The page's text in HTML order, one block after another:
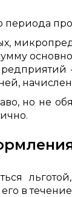
периода
но не
в